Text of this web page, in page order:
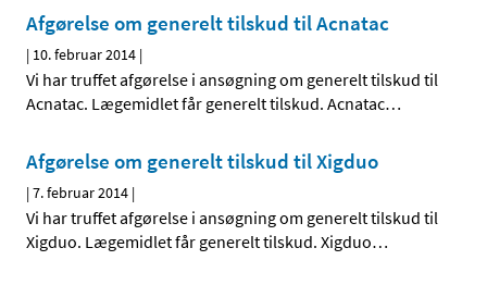
Afgørelse om generelt tilskud til Acnatac
| 10. februar 2014 |
Vi har truffet afgørelse i ansøgning om generelt tilskud til
Acnatac. Lægemidlet får generelt tilskud. Acnatac…
Afgørelse om generelt tilskud til Xigduo
|7. februar 2014 |
Vi har truffet afgørelse i ansøgning om generelt tilskud til
Xigduo. Lægemidlet får generelt tilskud. Xigduo…